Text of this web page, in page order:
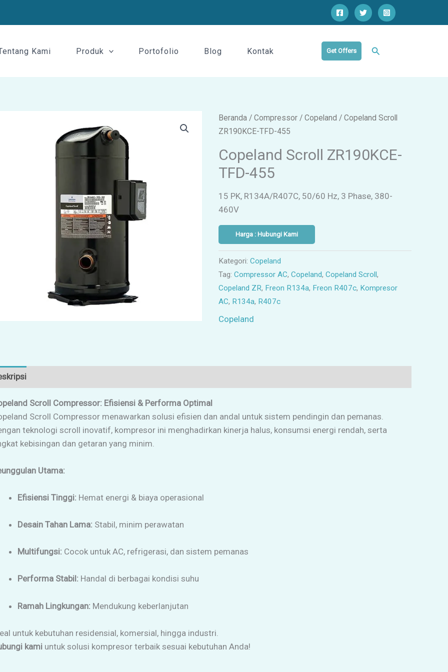
Kami Produk Portofolio Blog Kontak Get Offers Cari
Beranda /Compressor /Copeland / Copeland Scroll
ZR190KCE-TFD-455
Copeland Scroll ZR190KCE-
TFD-455
15 PK, R134A/R407C, 50/60 Hz, 3 Phase, 380-
460V
Harga : Hubungi Kami
Kategori:Copeland
Tag:Compressor AC,Copeland,Copeland Scroll,
Copeland ZR, Freon R134a, Freon R407c, Kompresor
AC, R134a, R407c
Copeland
Scroll Compressor: Efisiensi & Performa Optimal
Scroll Compressor menawarkan solusi efisien dan andal untuk sistem pendingin dan pemanas.
teknologi scroll inovatif, kompresor ini menghadirkan kinerja halus, konsumsi energi rendah, serta
kebisingan dan getaran yang minim.
Utama:
Efisiensi Tinggi: Hemat energi & biaya operasional
Desain Tahan Lama: Stabil, minim perawatan
Multifungsi: Cocok untuk AC, refrigerasi, dan sistem pemanas
Performa Stabil: Handal di berbagai kondisi suhu
Ramah Lingkungan: Mendukung keberlanjutan
untuk kebutuhan residensial, komersial, hingga industri.
kami untuk solusi kompresor terbaik sesuai kebutuhan Anda!